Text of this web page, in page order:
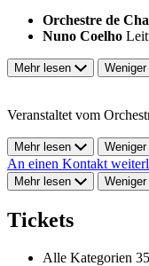
Orchestre de
Nuno Coelho
Mehr lesen
Veranstaltet vom
Mehr lesen
An einen Kontakt
Mehr lesen
Tickets
Alle Kategorien